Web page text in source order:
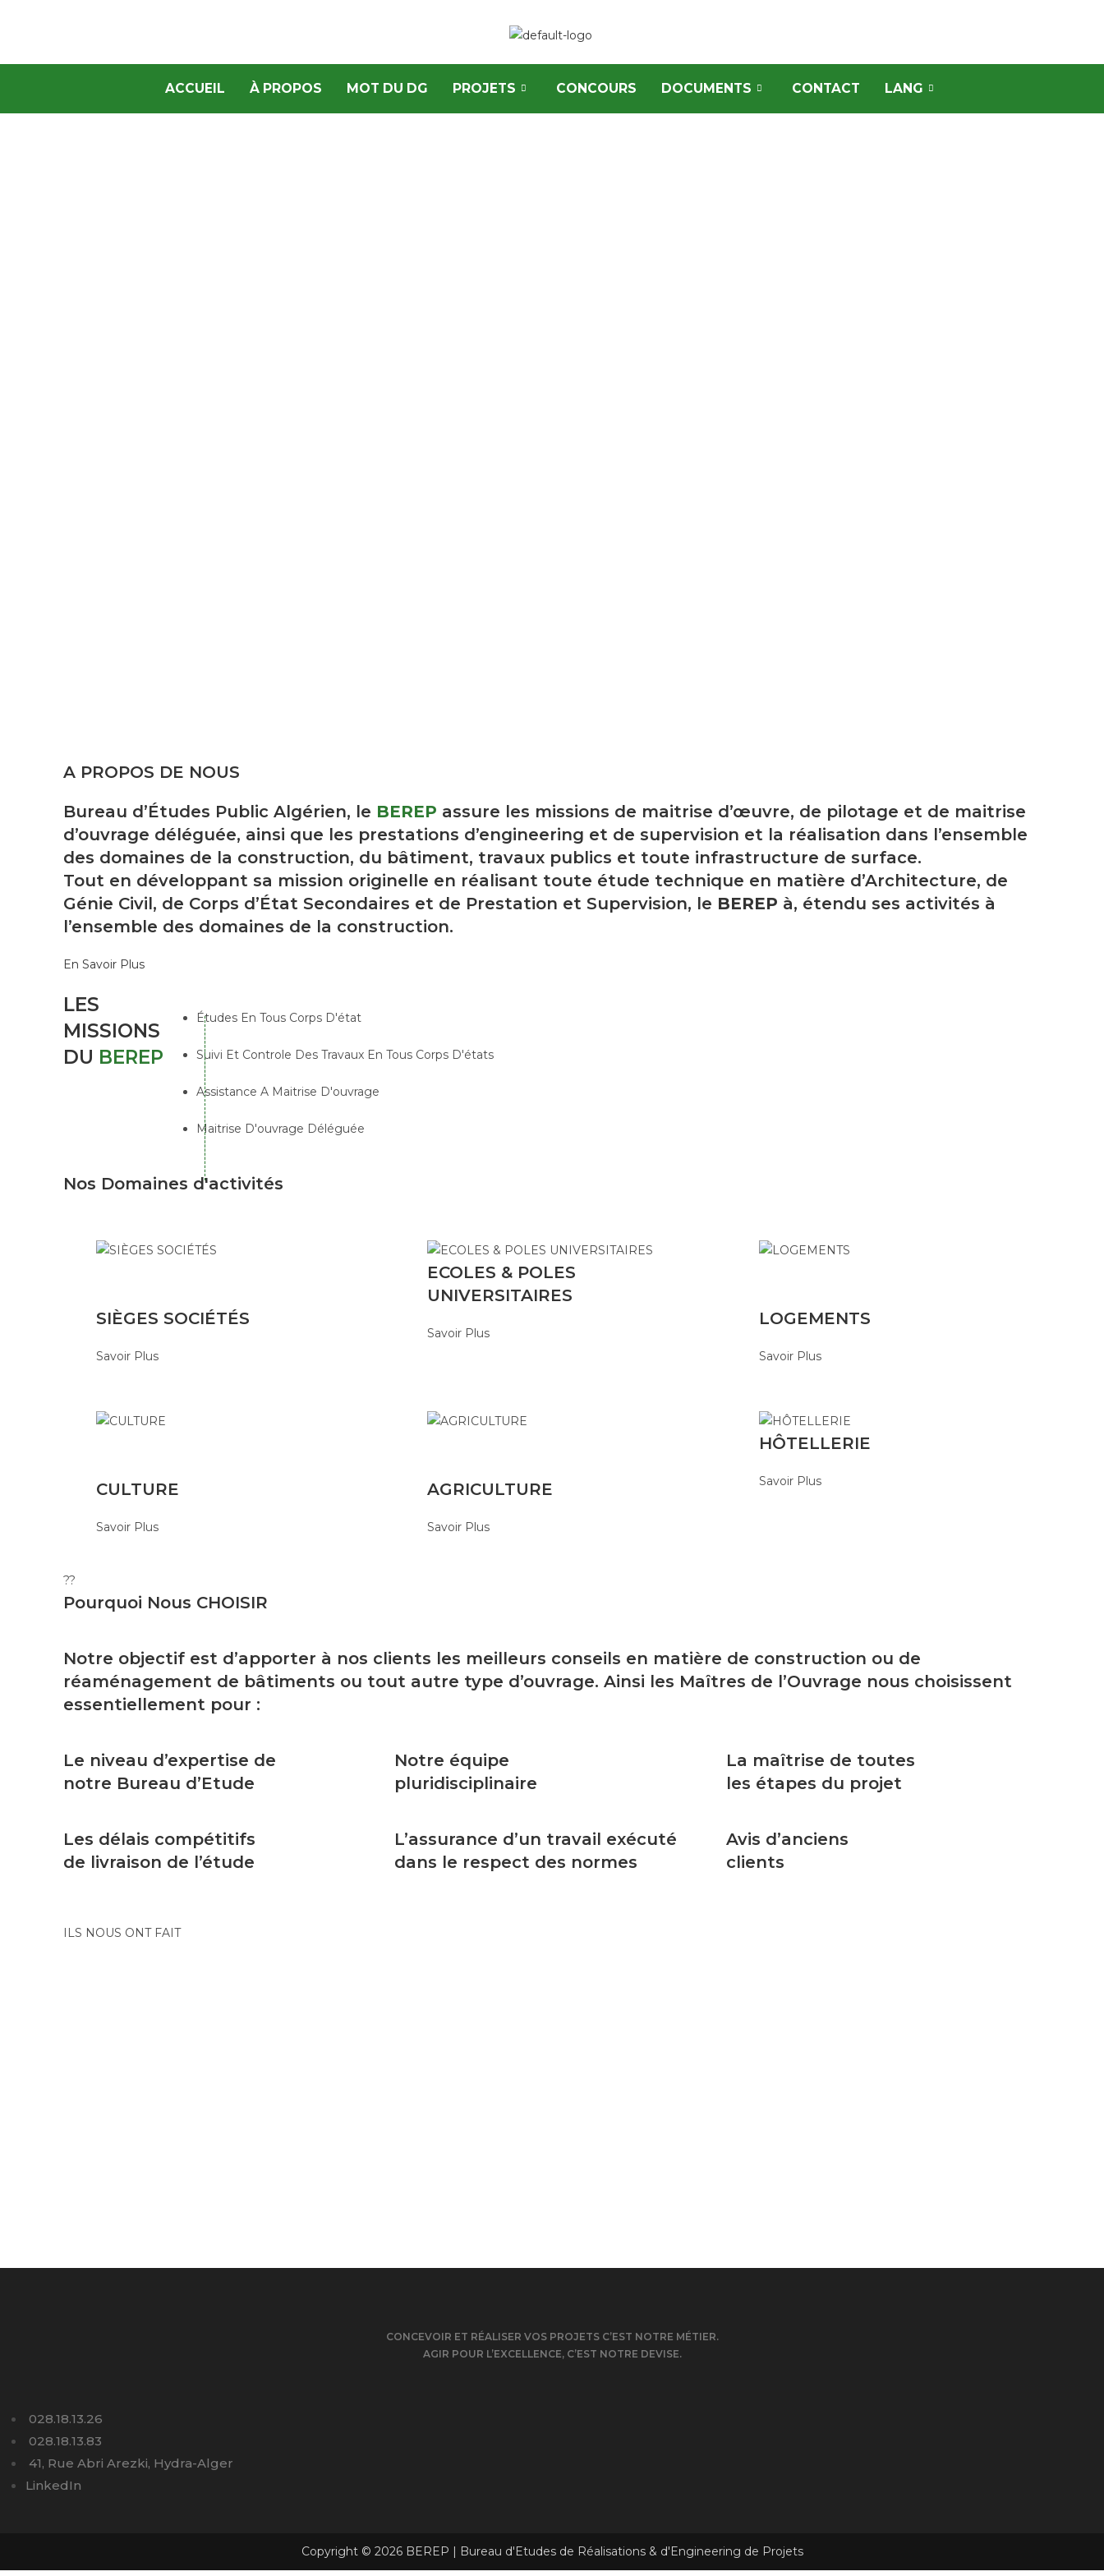
ACCUEIL À PROPOS MOT DU DG PROJETS CONCOURS DOCUMENTS CONTACT LANG
A PROPOS DE NOUS
Bureau d’Études Public Algérien, le BEREP assure les missions de maitrise d’œuvre, de pilotage et de maitrise
d’ouvrage déléguée, ainsi que les prestations d’engineering et de supervision et la réalisation dans l’ensemble
des domaines de la construction, du bâtiment, travaux publics et toute infrastructure de surface.
Tout en développant sa mission originelle en réalisant toute étude technique en matière d’Architecture, de
Génie Civil, de Corps d’État Secondaires et de Prestation et Supervision, le BEREP à, étendu ses activités à
l’ensemble des domaines de la construction.
En Savoir Plus
LES
MISSIONS
DU BEREP
Études En Tous Corps D'état
Suivi Et Controle Des Travaux En Tous Corps D'états
Assistance A Maitrise D'ouvrage
Maitrise D'ouvrage Déléguée
Nos Domaines d'activités
SIÈGES SOCIÉTÉS
Savoir Plus
ECOLES & POLES
UNIVERSITAIRES
Savoir Plus
LOGEMENTS
Savoir Plus
CULTURE
Savoir Plus
AGRICULTURE
Savoir Plus
HÔTELLERIE
Savoir Plus
??
Pourquoi Nous CHOISIR
Notre objectif est d’apporter à nos clients les meilleurs conseils en matière de construction ou de
réaménagement de bâtiments ou tout autre type d’ouvrage. Ainsi les Maîtres de l’Ouvrage nous choisissent
essentiellement pour :
Le niveau d’expertise de
notre Bureau d’Etude
Notre équipe
pluridisciplinaire
La maîtrise de toutes
les étapes du projet
Les délais compétitifs
de livraison de l’étude
L’assurance d’un travail exécuté
dans le respect des normes
Avis d’anciens
clients
ILS NOUS ONT FAIT
CONCEVOIR ET RÉALISER VOS PROJETS C’EST NOTRE MÉTIER.
AGIR POUR L’EXCELLENCE, C’EST NOTRE DEVISE.
028.18.13.26
028.18.13.83
41, Rue Abri Arezki, Hydra-Alger
LinkedIn
Copyright © 2026 BEREP | Bureau d'Etudes de Réalisations & d'Engineering de Projets